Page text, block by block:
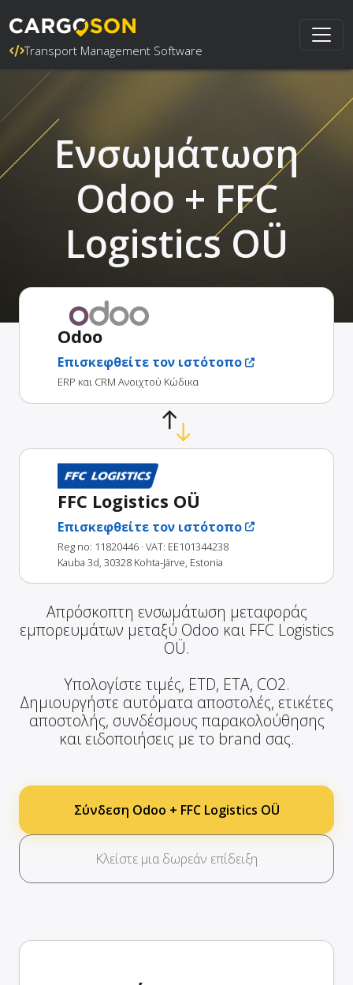
Transport Management Software
Ενσωμάτωση
Odoo + FFC
Logistics OÜ
Odoo
Επισκεφθείτε τον ιστότοπο
ERP και CRM Ανοιχτού Κώδικα
FFC Logistics OÜ
Επισκεφθείτε τον ιστότοπο
Reg no: 11820446 · VAT: EE101344238
Kauba 3d, 30328 Kohta-Järve, Estonia
Απρόσκοπτη ενσωμάτωση μεταφοράς
εμπορευμάτων μεταξύ Odoo και FFC Logistics
OÜ.
Υπολογίστε τιμές, ETD, ETA, CO2.
Δημιουργήστε αυτόματα αποστολές, ετικέτες
αποστολής, συνδέσμους παρακολούθησης
και ειδοποιήσεις με το brand σας.
Σύνδεση Odoo + FFC Logistics OÜ
Κλείστε μια δωρεάν επίδειξη